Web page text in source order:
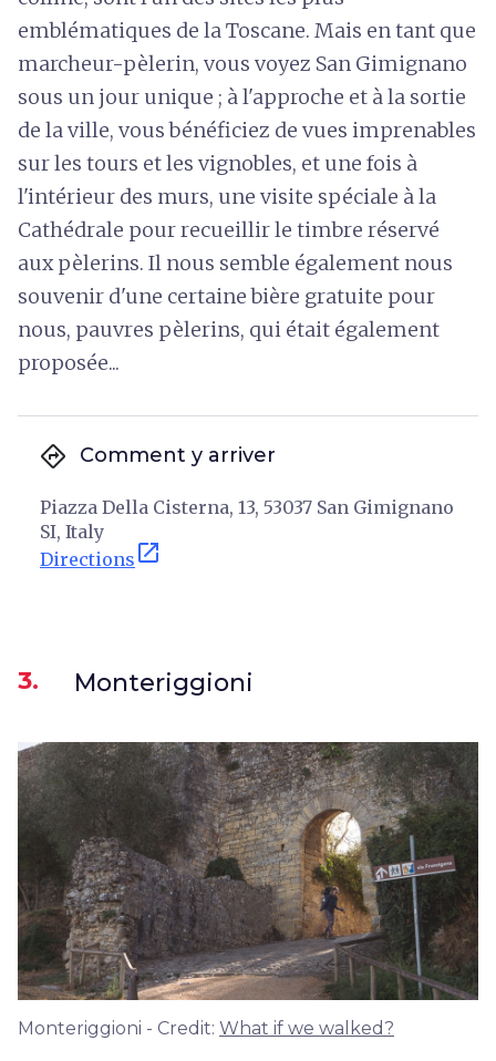
emblématiques de la Toscane. Mais en tant que
marcheur-pèlerin, vous voyez San Gimignano
sous un jour unique ; à l'approche et à la sortie
de la ville, vous bénéficiez de vues imprenables
sur les tours et les vignobles, et une fois à
l'intérieur des murs, une visite spéciale à la
Cathédrale pour recueillir le timbre réservé
aux pèlerins. Il nous semble également nous
souvenir d'une certaine bière gratuite pour
nous, pauvres pèlerins, qui était également
proposée...
directions Comment y arriver
Piazza Della Cisterna, 13, 53037 San Gimignano
SI, Italy
Directions open_in_new
3. Monteriggioni
Monteriggioni - Credit: What if we walked?